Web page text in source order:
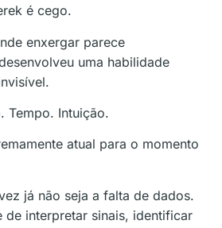
é cego.
enxergar parece
uma habilidade
Tempo. Intuição.
atual para o momento
já não seja a falta de dados.
de interpretar sinais, identificar